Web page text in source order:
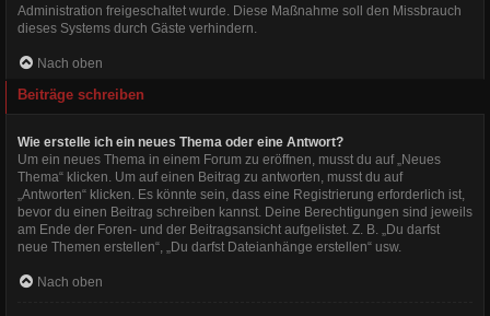
Administration freigeschaltet wurde. Diese Maßnahme soll den Missbrauch
dieses Systems durch Gäste verhindern.
Nach oben
Beiträge schreiben
Wie erstelle ich ein neues Thema oder eine Antwort?
Um ein neues Thema in einem Forum zu eröffnen, musst du auf „Neues
Thema“ klicken. Um auf einen Beitrag zu antworten, musst du auf
„Antworten“ klicken. Es könnte sein, dass eine Registrierung erforderlich ist,
bevor du einen Beitrag schreiben kannst. Deine Berechtigungen sind jeweils
am Ende der Foren- und der Beitragsansicht aufgelistet. Z. B. „Du darfst
neue Themen erstellen“, „Du darfst Dateianhänge erstellen“ usw.
Nach oben